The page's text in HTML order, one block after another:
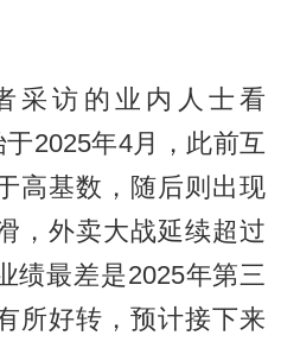
采访的业内人士看
于2025年4月，此前互
高基数，随后则出现
，外卖大战延续超过
绩最差是2025年第三
所好转，预计接下来